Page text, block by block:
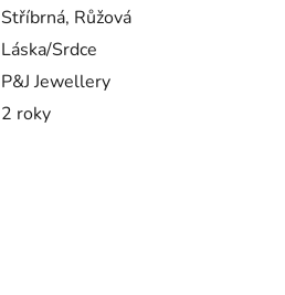
Stříbrná, Růžová
Láska/Srdce
P&J Jewellery
2 roky